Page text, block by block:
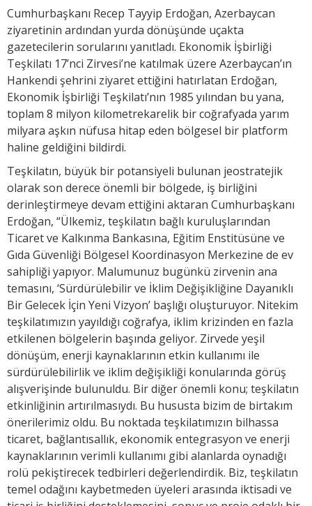
Cumhurbaşkanı Recep Tayyip Erdoğan, Azerbaycan
ziyaretinin ardından yurda dönüşünde uçakta
gazetecilerin sorularını yanıtladı. Ekonomik İşbirliği
Teşkilatı 17’nci Zirvesi’ne katılmak üzere Azerbaycan’ın
Hankendi şehrini ziyaret ettiğini hatırlatan Erdoğan,
Ekonomik İşbirliği Teşkilatı’nın 1985 yılından bu yana,
toplam 8 milyon kilometrekarelik bir coğrafyada yarım
milyara aşkın nüfusa hitap eden bölgesel bir platform
haline geldiğini bildirdi.
Teşkilatın, büyük bir potansiyeli bulunan jeostratejik
olarak son derece önemli bir bölgede, iş birliğini
derinleştirmeye devam ettiğini aktaran Cumhurbaşkanı
Erdoğan, “Ülkemiz, teşkilatın bağlı kuruluşlarından
Ticaret ve Kalkınma Bankasına, Eğitim Enstitüsüne ve
Gıda Güvenliği Bölgesel Koordinasyon Merkezine de ev
sahipliği yapıyor. Malumunuz bugünkü zirvenin ana
temasını, ‘Sürdürülebilir ve İklim Değişikliğine Dayanıklı
Bir Gelecek İçin Yeni Vizyon’ başlığı oluşturuyor. Nitekim
teşkilatımızın yayıldığı coğrafya, iklim krizinden en fazla
etkilenen bölgelerin başında geliyor. Zirvede yeşil
dönüşüm, enerji kaynaklarının etkin kullanımı ile
sürdürülebilirlik ve iklim değişikliği konularında görüş
alışverişinde bulunuldu. Bir diğer önemli konu; teşkilatın
etkinliğinin artırılmasıydı. Bu hususta bizim de birtakım
önerilerimiz oldu. Bu noktada teşkilatımızın bilhassa
ticaret, bağlantısallık, ekonomik entegrasyon ve enerji
kaynaklarının verimli kullanımı gibi alanlarda oynadığı
rolü pekiştirecek tedbirleri değerlendirdik. Biz, teşkilatın
temel odağını kaybetmeden üyeleri arasında iktisadi ve